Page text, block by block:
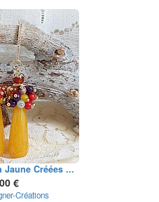
Jaune Créées ...
€
Créations